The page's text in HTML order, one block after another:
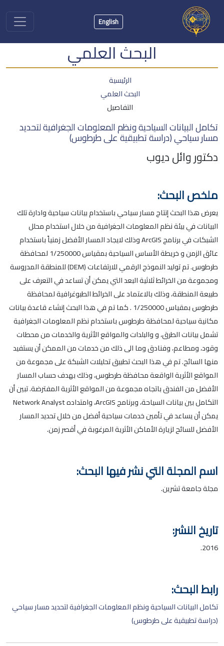
English
البحث العلمي
الرئيسية
البحث العلمي
التفاصيل
تكامل البيانات السياحية ونظم المعلومات الجغرافية لتحديد
مسار سياحي (دراسة تطبيقية على طرطوس)
دكتور وائل ديوب
ملخص البحث:
يعرض هذا البحث إنتاج مسار سياحي باستخدام بيانات سياحية وادارة تلك
البيانات في بيئة نظم المعلومات الجغرافية من خلال استخدام محلل
الشبكات في برنامج ArcGIS وذلك لايجاد المسار الأفضل زمنياً باستخدام
عائق الزمن و خريطة الأساس السياحية بمقياس 1/250000 لمحافظة
طرطوس. تم توليد النموذج الرقمي للارتفاعات (DEM) للمنطقة المدروسة
ومجموعة من الخرائط ثلاثية البعد التي يمكن أن تساعد في التعرف على
طبيعة المنطقة، وذلك بالاعتماد على الخرائط الطبوغرافية لمحافظة
طرطوس بمقياس 1/250000 . كما تم في هذا البحث إنشاء قاعدة بيانات
مكانية سياحية لمحافظة طرطوس باستخدام نظم المعلومات الجغرافية
تشمل بيانات الطرق، و والبلدات والمواقع الأثرية والخدمات من محطات
وقود، ومطاعم، وفنادق وما الى ذلك من خدمات من الممكن أن يستفيد
منها السائح. تم في هذا البحث تطبيق تحليلات الشبكة على مجموعة من
المواقع الأثرية الواقعة محافظة طرطوس، وذلك بهدف حساب المسار
الأفضل من الفندق باتجاه مجموعة من المواقع الأثرية المفترضة. تبين أن
التكامل بين بيانات السياحة، وبرنامج ArcGIS، وامتداده Network Analyst
يمكن أن يساعد في تأمين خدمات سياحية أفضل من خلال تحديد المسار
الأفضل للسائح لزيارة الأماكن الأثرية المرغوبة في أقصر زمن.
اسم المجلة التي نشر فيها البحث:
مجلة جامعة تشرين.
تاريخ النشر:
2016.
رابط البحث:
تكامل البيانات السياحية ونظم المعلومات الجغرافية لتحديد مسار سياحي
(دراسة تطبيقية على طرطوس)